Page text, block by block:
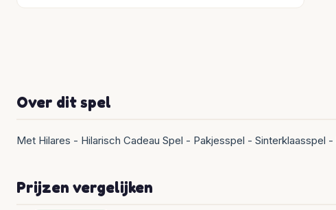
Over dit spel
Met Hilares - Hilarisch Cadeau Spel - Pakjesspel - Sinterklaasspel
Prijzen vergelijken